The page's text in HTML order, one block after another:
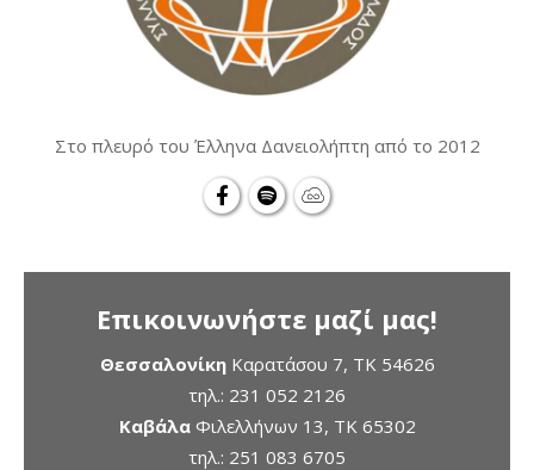
Στο πλευρό του Έλληνα Δανειολήπτη από το 2012
Επικοινωνήστε μαζί μας!
ΘεσσαλονίκηΚαρατάσου 7, TK 54626
τηλ.: 231 052 2126
ΚαβάλαΦιλελλήνων 13, ΤΚ 65302
τηλ.: 251 083 6705